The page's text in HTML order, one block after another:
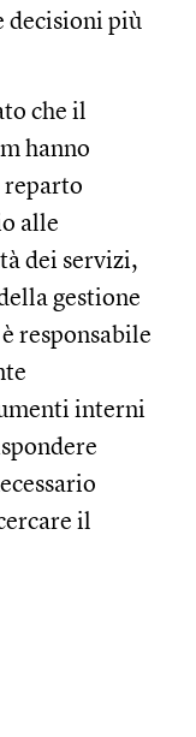
decisioni più
che il
hanno
alle
dei servizi,
gestione
responsabile
interni
il